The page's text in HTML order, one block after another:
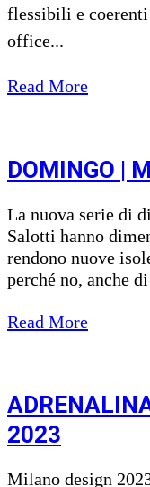
flessibili e
office...
Read More
DOMINGO |
La nuova serie di
Salotti hanno
rendono nuove
perché no, anche
Read More
2023
Milano design